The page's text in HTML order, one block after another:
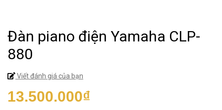
Đàn piano điện Yamaha CLP-
880
Viết đánh giá của bạn
13.500.000₫